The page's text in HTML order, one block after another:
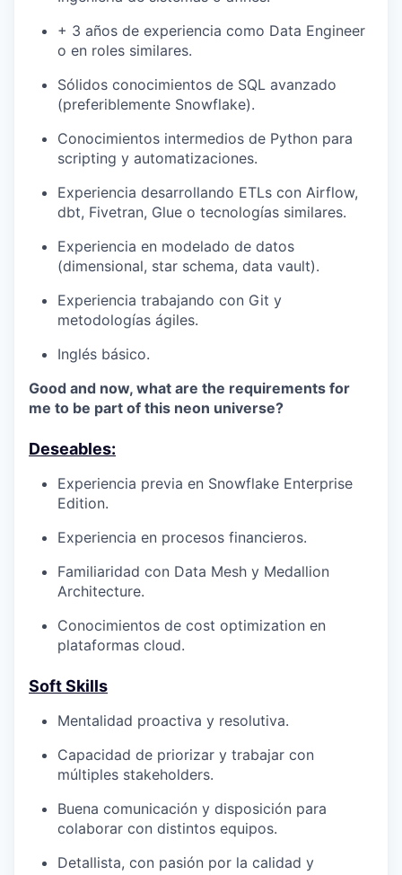
+ 3 años de experiencia como Data Engineer
o en roles similares.
Sólidos conocimientos de SQL avanzado
(preferiblemente Snowflake).
Conocimientos intermedios de Python para
scripting y automatizaciones.
Experiencia desarrollando ETLs con Airflow,
dbt, Fivetran, Glue o tecnologías similares.
Experiencia en modelado de datos
(dimensional, star schema, data vault).
Experiencia trabajando con Git y
metodologías ágiles.
Inglés básico.
Good and now, what are the requirements for
me to be part of this neon universe?
Deseables:
Experiencia previa en Snowflake Enterprise
Edition.
Experiencia en procesos financieros.
Familiaridad con Data Mesh y Medallion
Architecture.
Conocimientos de cost optimization en
plataformas cloud.
Soft Skills
Mentalidad proactiva y resolutiva.
Capacidad de priorizar y trabajar con
múltiples stakeholders.
Buena comunicación y disposición para
colaborar con distintos equipos.
Detallista, con pasión por la calidad y